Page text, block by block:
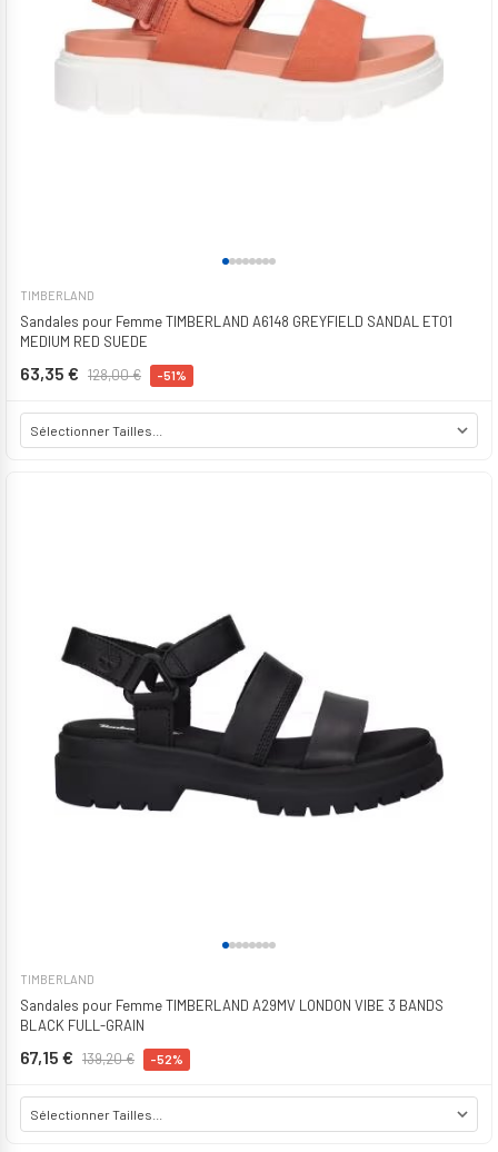
TIMBERLAND
Sandales pour Femme TIMBERLAND A6148 GREYFIELD SANDAL ET01
MEDIUM RED SUEDE
63,35 € 128,00 € -51%
TIMBERLAND
Sandales pour Femme TIMBERLAND A29MV LONDON VIBE 3 BANDS
BLACK FULL-GRAIN
67,15 € 139,20 € -52%